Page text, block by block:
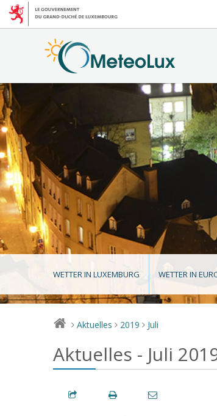
WETTER IN LUXEMBURG WETTER IN
> Aktuelles > 2019 > Juli
Aktuelles - Juli